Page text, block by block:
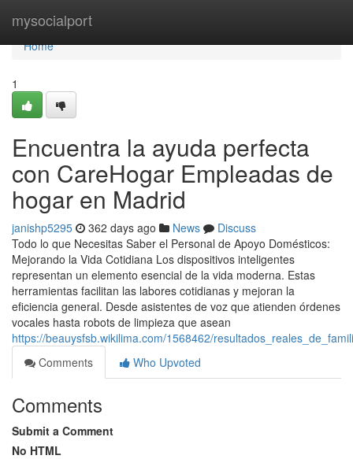
mysocialport
Home
Home
1
Encuentra la ayuda perfecta
con CareHogar Empleadas de
hogar en Madrid
janishp5295 362 days ago News
Discuss
Todo lo que Necesitas Saber el Personal de Apoyo Domésticos:
Mejorando la Vida Cotidiana Los dispositivos inteligentes
representan un elemento esencial de la vida moderna. Estas
herramientas facilitan las labores cotidianas y mejoran la
eficiencia general. Desde asistentes de voz que atienden órdenes
vocales hasta robots de limpieza que asean
https://beauysfsb.wikilima.com/1568462/
Comments
Who Upvoted
Comments
Submit a Comment
No HTML